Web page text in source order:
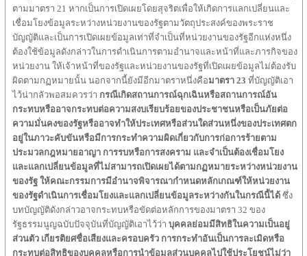
ตามมาตรา 21 หากเป็นการเปิดเผยโดยสุจริตเพื่อให้เกิดการแลกเปลี่ยนและ
เชื่อมโยงข้อมูลระหว่างหน่วยงานของรัฐตามวัตถุประสงค์ของพระราช
บัญญัติและเป็นการเปิดเผยข้อมูลเท่าที่จำเป็นที่หน่วยงานของรัฐอีกแห่งหนึ่ง
ต้องใช้ข้อมูลดังกล่าวในการดำเนินการตามอำนาจและหน้าที่และภารกิจของ
หน่วยงาน ให้เจ้าหน้าที่ของรัฐและหน่วยงานของรัฐที่เปิดเผยข้อมูลไม่ต้องรับ
ผิดตามกฏหมายนั้น นอกจากนี้ยังมีอีกมาตราหนึ่งคือมาตรา 23 ที่บัญญัติเอา
ไว้น่ากลัวพอสมควรว่า กรณีเกิดสถานการณ์ฉุกเฉินหรือสถานการณ์อัน
กระทบหรืออาจกระทบต่อความสงบเรียบร้อยของประชาชนหรือเป็นภัยต่อ
ความมั่นคงของรัฐหรืออาจทำให้ประเทศหรือส่วนใดส่วนหนึ่งของประเทศตก
อยู่ในภาวะคับขันหรือมีการกระทำความผิดเกี่ยวกับการก่อการร้ายตาม
ประมวลกฎหมายอาญา การรบหรือการสงคราม และจำเป็นต้องเชื่อมโยง
และแลกเปลี่ยนข้อมูลที่ไม่สามารถเปิดเผยได้ตามกฏหมายระหว่างหน่วยงาน
ของรัฐ ให้คณะกรรมการมีอำนาจพิจารณากำหนดหลักเกณฑ์ให้หน่วยงาน
ของรัฐดำเนินการเชื่อมโยงและแลกเปลี่ยนข้อมูลระหว่างกันในกรณีนี้ได้ ซึ่ง
บทบัญญัติดังกล่าวอาจกระทบหรือขัดต่อหลักการของมาตรา 32 ของ
รัฐธรรมนูญฉบับปัจจุบันที่บัญญัติเอาไว้ว่า บุคคลย่อมมีสิทธิในความเป็นอยู่
ส่วนตัว เกียรติยศชื่อเสียงและครอบครัว การกระทำอันเป็นการละเมิดหรือ
กระทบต่อสิทธิของบุคคลหรือการนำข้อมูลส่วนบุคคลไปใช้ประโยชน์ไม่ว่า